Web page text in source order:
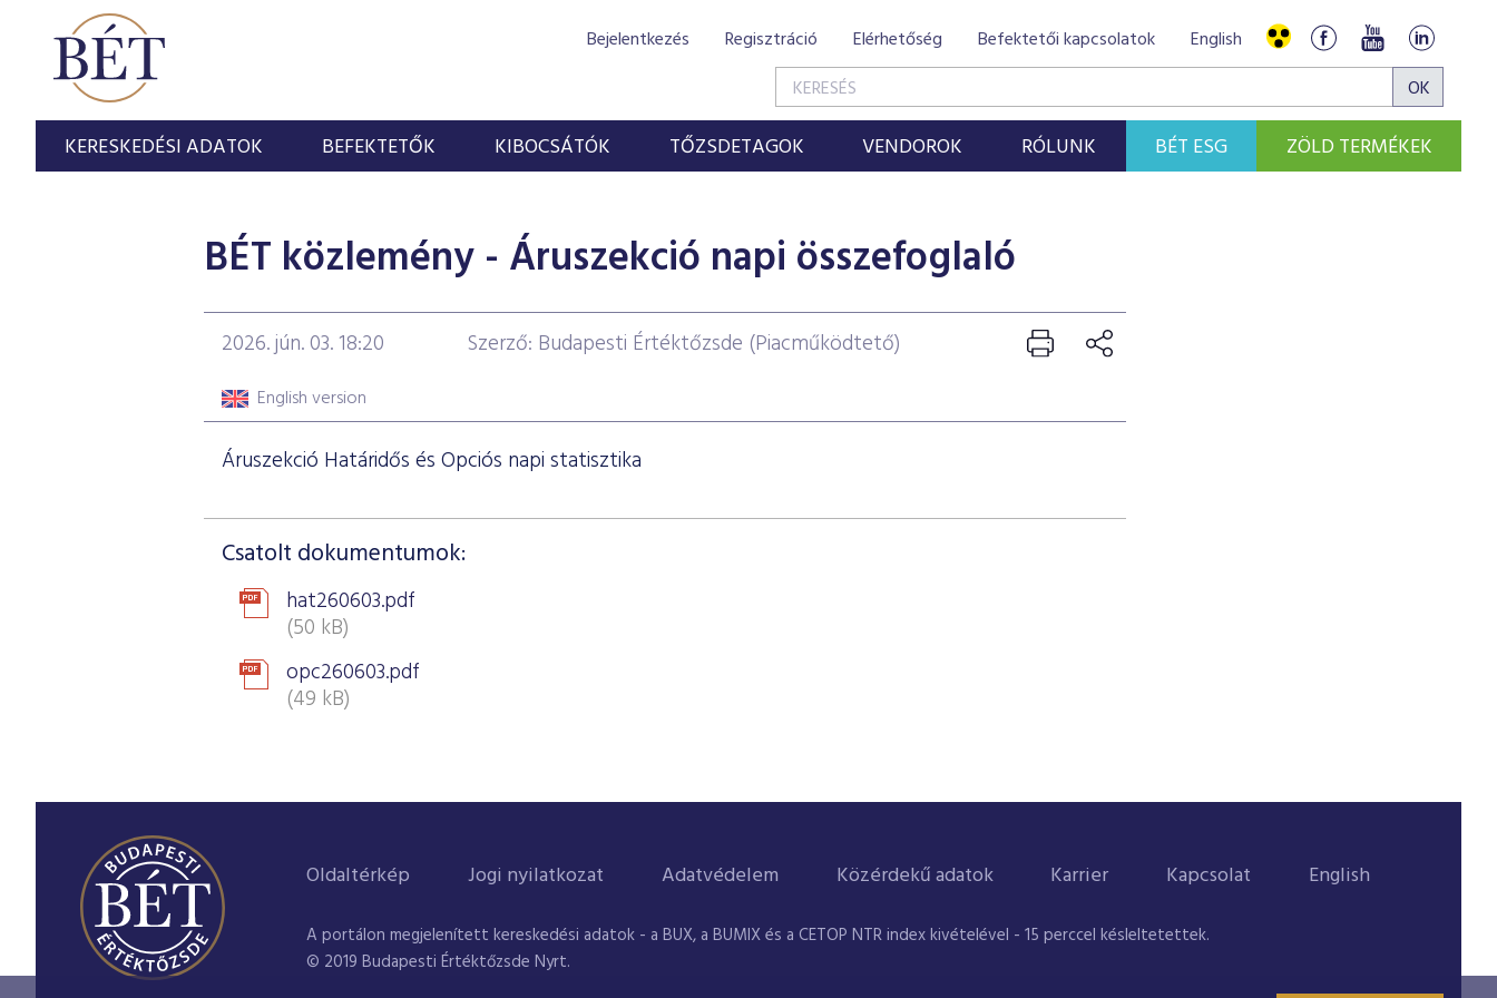
Bejelentkezés Regisztráció Elérhetőség Befektetői kapcsolatok English
KERESKEDÉSI ADATOK BEFEKTETŐK KIBOCSÁTÓK TŐZSDETAGOK VENDOROK RÓLUNK BÉT ESG ZÖLD TERMÉKEK
BÉT közlemény - Áruszekció napi összefoglaló
2026. jún. 03. 18:20 Szerző: Budapesti Értéktőzsde (Piacműködtető)
English version
Áruszekció Határidős és Opciós napi statisztika
Csatolt dokumentumok:
hat260603.pdf
(50 kB)
opc260603.pdf
(49 kB)
Oldaltérkép Jogi nyilatkozat Adatvédelem Közérdekű adatok Karrier Kapcsolat English
A portálon megjelenített kereskedési adatok - a BUX, a BUMIX és a CETOP NTR index kivételével - 15 perccel késleltetettek.
© 2019 Budapesti Értéktőzsde Nyrt.